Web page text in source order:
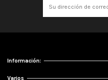
Información:
Varios